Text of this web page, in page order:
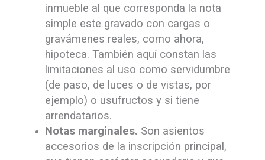
inmueble al que corresponda la nota
simple este gravado con cargas o
gravámenes reales, como ahora,
hipoteca. También aquí constan las
limitaciones al uso como servidumbre
(de paso, de luces o de vistas, por
ejemplo) o usufructos y si tiene
arrendatarios.
Notas marginales. Son asientos
accesorios de la inscripción principal,